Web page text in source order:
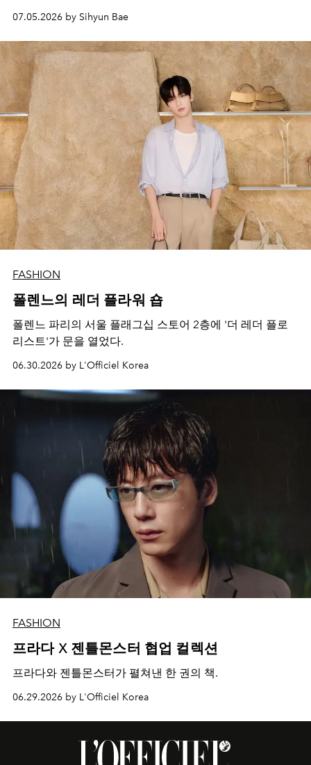
07.05.2026 by Sihyun Bae
FASHION
폴렌느의 레더 플라워 숍
폴렌느 파리의 서울 플래그십 스토어 2층에 '더 레더 플로
리스트'가 문을 열었다.
06.30.2026 by L'Officiel Korea
FASHION
프라다 X 젠틀몬스터 협업 컬렉션
프라다와 젠틀몬스터가 펼쳐낸 한 권의 책.
06.29.2026 by L'Officiel Korea